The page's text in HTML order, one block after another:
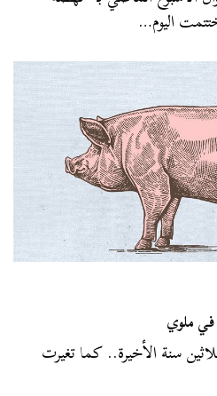
اليوم…
في ملوي
سنة الأخيرة.. كما تغيرت